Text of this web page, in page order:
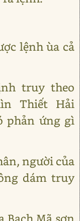
lệnh ùa cả
truy theo
Thiết Hải
phản ứng gì
người của
dám truy